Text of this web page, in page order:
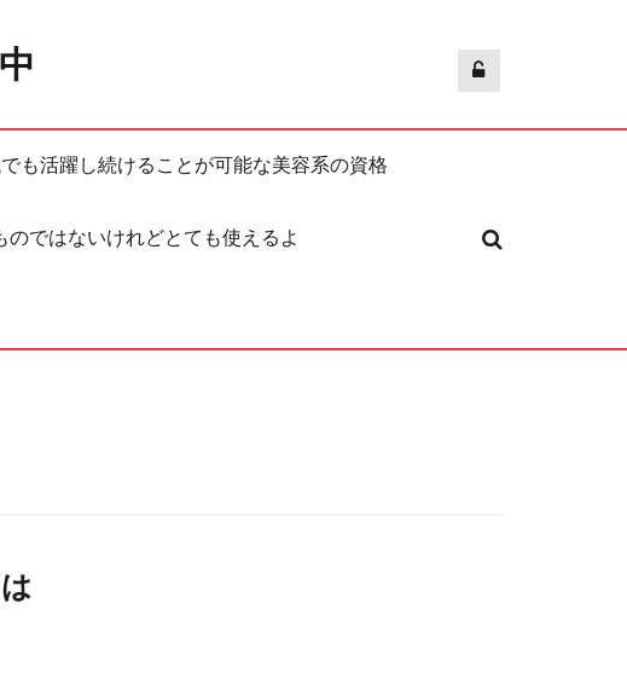
も活躍し続けることが可能な美容系の資格
ではないけれどとても使えるよ